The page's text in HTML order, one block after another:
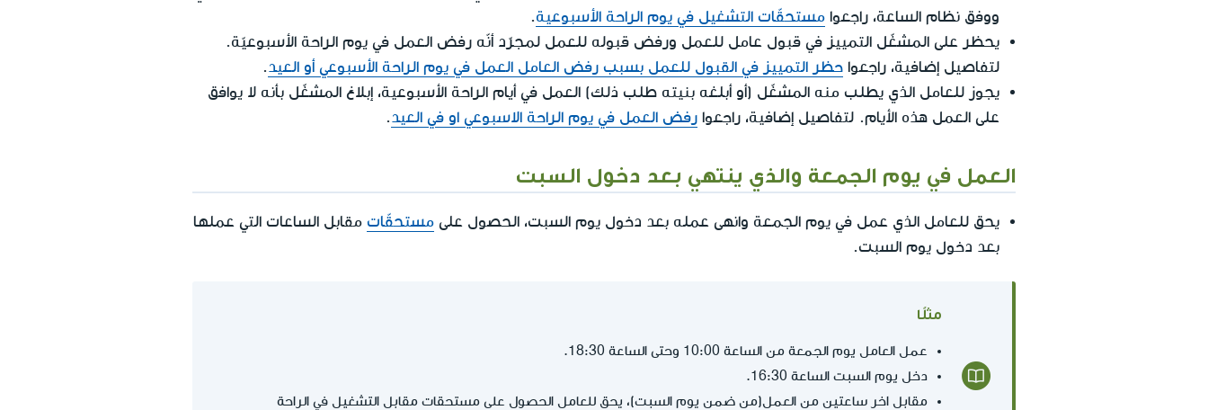
ووفق نظام الساعة، راجعوا مستحقّات التشغيل في يوم الراحة الأسبوعية.
يحظر على المشغّل التمييز في قبول عامل للعمل ورفض قبوله للعمل لمجرّد أنّه رفض العمل في يوم الراحة الأسبوعيّة.
لتفاصيل إضافية، راجعوا حظر التمييز في القبول للعمل بسبب رفض العامل العمل في يوم الراحة الأسبوعي أو العيد.
يجوز للعامل الذي يطلب منه المشغّل (أو أبلغه بنيته طلب ذلك) العمل في أيام الراحة الأسبوعية، إبلاغ المشغّل بأنه لا يوافق
على العمل هذه الأيام. لتفاصيل إضافية، راجعوا رفض العمل في يوم الراحة الاسبوعي او في العيد.
العمل في يوم الجمعة والذي ينتهي بعد دخول السبت
يحق للعامل الذي عمل في يوم الجمعة وانهى عمله بعد دخول يوم السبت، الحصول على مستحقّات مقابل الساعات التي عملها
بعد دخول يوم السبت.
مثلًا
عمل العامل يوم الجمعة من الساعة 10:00 وحتى الساعة 18:30.
دخل يوم السبت الساعة 16:30.
مقابل اخر ساعتين من العمل(من ضمن يوم السبت)، يحق للعامل الحصول على مستحقات مقابل التشغيل في الراحة